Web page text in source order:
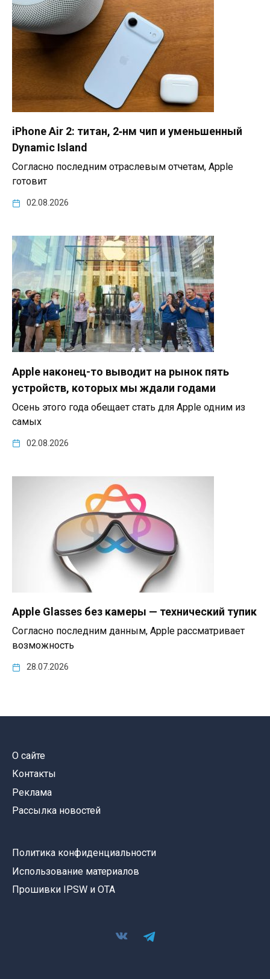
iPhone Air 2: титан, 2‑нм чип и уменьшенный
Dynamic Island
Согласно последним отраслевым отчетам, Apple
готовит
02.08.2026
Apple наконец-то выводит на рынок пять
устройств, которых мы ждали годами
Осень этого года обещает стать для Apple одним из
самых
02.08.2026
Apple Glasses без камеры — технический тупик
Согласно последним данным, Apple рассматривает
возможность
28.07.2026
О сайте
Контакты
Реклама
Рассылка новостей
Политика конфиденциальности
Использование материалов
Прошивки IPSW и OTA